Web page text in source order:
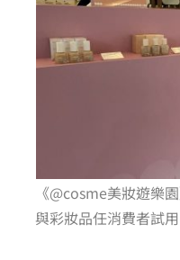
《@cosme美妝遊樂
與彩妝品任消費者試